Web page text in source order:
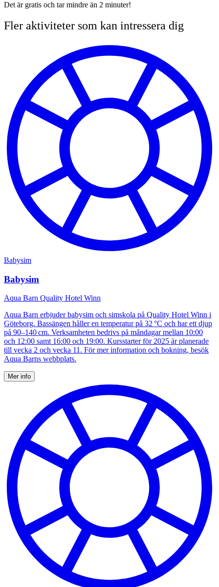
Det är gratis och tar mindre än 2 minuter!
Fler aktiviteter som kan intressera dig
Babysim
Babysim
Aqua Barn Quality Hotel Winn
Aqua Barn erbjuder babysim och simskola på Quality Hotel Winn i
Göteborg. Bassängen håller en temperatur på 32 °C och har ett djup
på 90–140 cm. Verksamheten bedrivs på måndagar mellan 10:00
och 12:00 samt 16:00 och 19:00. Kursstarter för 2025 är planerade
till vecka 2 och vecka 11. För mer information och bokning, besök
Aqua Barns webbplats.
Mer info